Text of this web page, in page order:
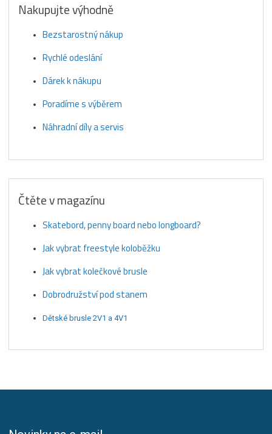
Nakupujte výhodně
Bezstarostný nákup
Rychlé odeslání
Dárek k nákupu
Poradíme s výběrem
Náhradní díly a servis
Čtěte v magazínu
Skatebord, penny board nebo longboard?
Jak vybrat freestyle koloběžku
Jak vybrat kolečkové brusle
Dobrodružství pod stanem
Dětské brusle 2V1 a 4V1